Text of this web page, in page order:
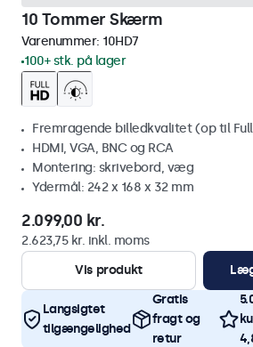
10 Tommer Skærm
Varenummer: 10HD7
100+ stk. på lager
Fremragende billedkvalitet (op til Full
HDMI, VGA, BNC og RCA
Montering: skrivebord, væg
Ydermål: 242 x 168 x 32 mm
2.099,00 kr.
2.623,75 kr. inkl. moms
Vis produkt
Langsigtet
tilgængelighed
Gratis
fragt og
retur